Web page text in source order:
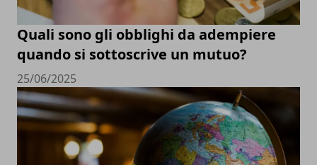
Quali sono gli obblighi da adempiere
quando si sottoscrive un mutuo?
25/06/2025